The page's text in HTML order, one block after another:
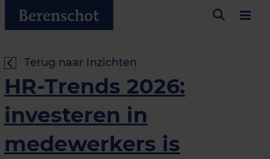
Terug naar Inzichten
HR-Trends 2026:
investeren in
medewerkers is